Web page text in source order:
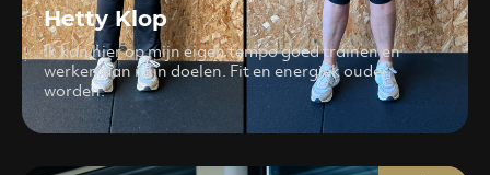
Hetty Klop
Ik kan hier op mijn eigen tempo goed trainen en
werken aan mijn doelen. Fit en energiek ouder
worden.